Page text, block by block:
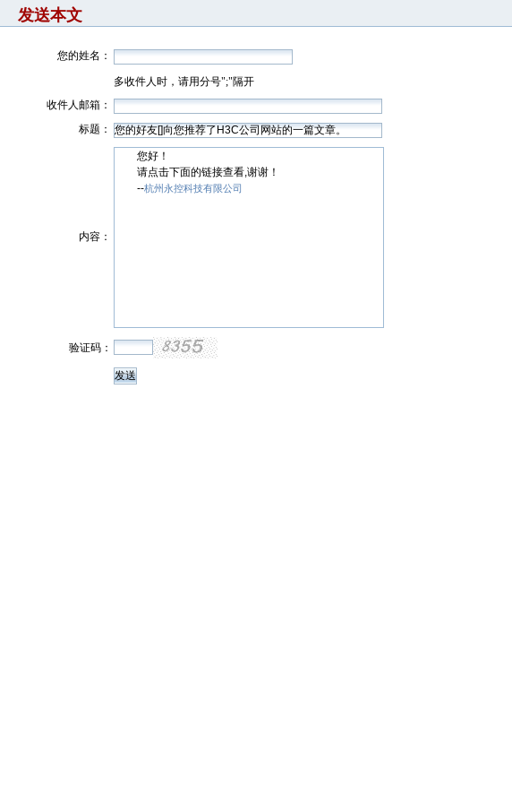
发送本文
您的姓名：
多收件人时，请用分号";"隔开
收件人邮箱：
标题：
内容：
您好！
请点击下面的链接查看,谢谢！
--杭州永控科技有限公司
验证码：